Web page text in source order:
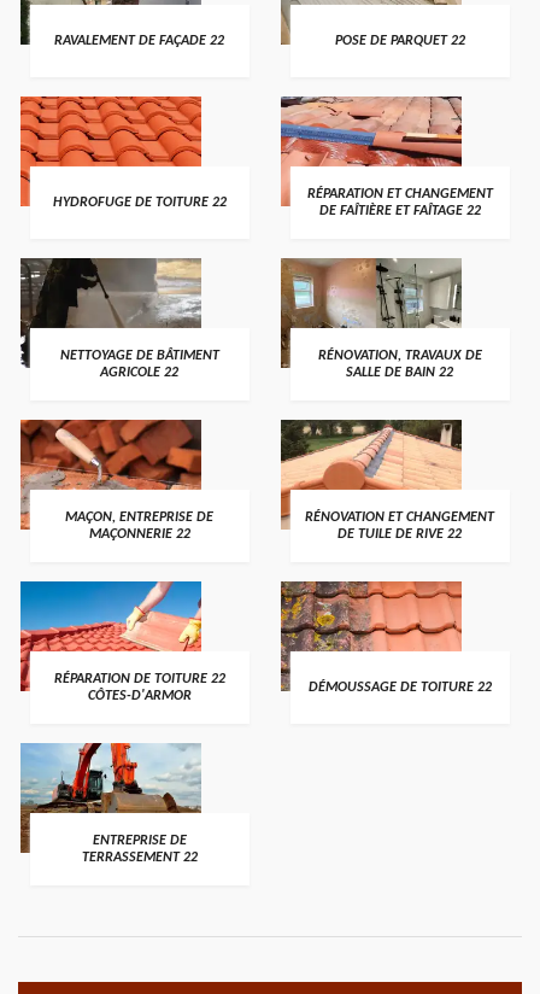
RAVALEMENT DE FAÇADE 22 POSE DE PARQUET 22
HYDROFUGE DE TOITURE 22
RÉPARATION ET CHANGEMENT
DE FAÎTIÈRE ET FAÎTAGE 22
NETTOYAGE DE BÂTIMENT
AGRICOLE 22
RÉNOVATION, TRAVAUX DE
SALLE DE BAIN 22
MAÇON, ENTREPRISE DE
MAÇONNERIE 22
RÉNOVATION ET CHANGEMENT
DE TUILE DE RIVE 22
RÉPARATION DE TOITURE 22
CÔTES-D'ARMOR
DÉMOUSSAGE DE TOITURE 22
ENTREPRISE DE
TERRASSEMENT 22